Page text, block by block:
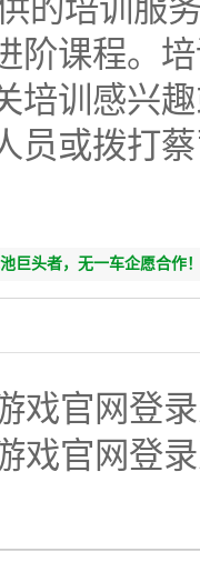
的培训服
阶课程。
培训感兴
员或拨打
巨头者，无一车企愿合作
戏官网登
戏官网登